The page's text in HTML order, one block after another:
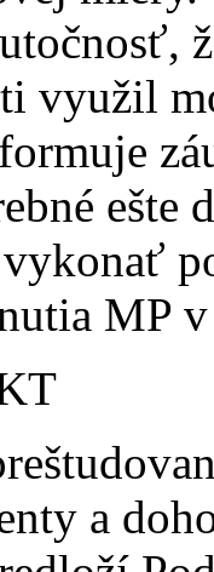
využil
MP
a